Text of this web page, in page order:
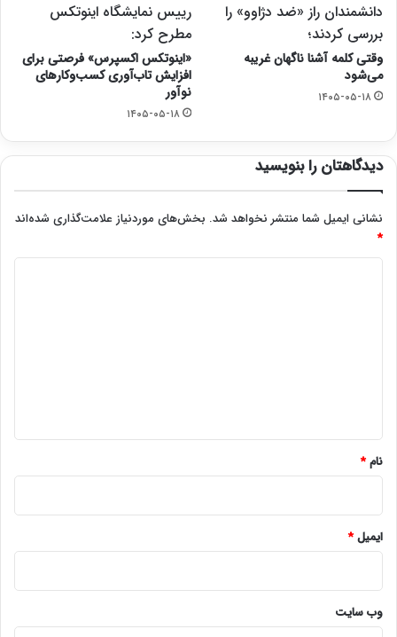
دانشمندان راز «ضد دژاوو» را
بررسی کردند؛
وقتی کلمه آشنا ناگهان غریبه
می‌شود
۱۴۰۵-۰۵-۱۸
رییس نمایشگاه اینوتکس
مطرح کرد:
«اینوتکس اکسپرس» فرصتی برای
افزایش تاب‌آوری کسب‌وکارهای
نوآور
۱۴۰۵-۰۵-۱۸
دیدگاهتان را بنویسید
نشانی ایمیل شما منتشر نخواهد شد. بخش‌های موردنیاز علامت‌گذاری شده‌اند
*
نام*
ایمیل*
وب‌ سایت